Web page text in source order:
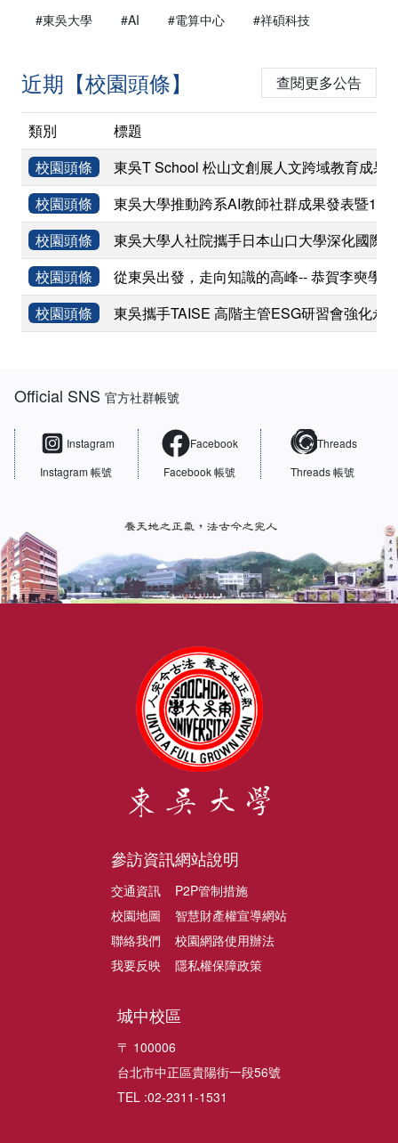
#東吳大學 #AI #電算中心 #祥碩科技
近期【校園頭條】 查閱更多公告
類別
標題
校園頭條
東吳T School 松山文創展人文跨域教育成果
校園頭條
東吳大學推動跨系AI教師社群成果發表暨
校園頭條
東吳大學人社院攜手日本山口大學深化國際
校園頭條
從東吳出發，走向知識的高峰-- 恭賀李奭學
校園頭條
東吳攜手TAISE 高階主管ESG研習會強化永
Official SNS官方社群帳號
Instagram
Instagram 帳號
Facebook
Facebook 帳號
Threads
Threads 帳號
參訪資訊
交通資訊
校園地圖
聯絡我們
我要反映
網站說明
P2P管制措施
智慧財產權宣導網站
校園網路使用辦法
隱私權保障政策
城中校區
〒 100006
台北市中正區貴陽街一段56號
TEL :02-2311-1531